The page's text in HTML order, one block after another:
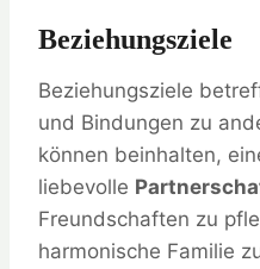
Beziehungsziele
Beziehungsziele
und Bindungen zu
können beinhalten,
liebevolle
Freundschaften zu
harmonische Familie